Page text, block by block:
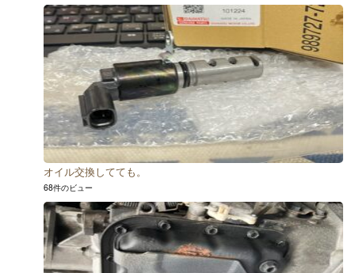
オイル交換してても。
68件のビュー